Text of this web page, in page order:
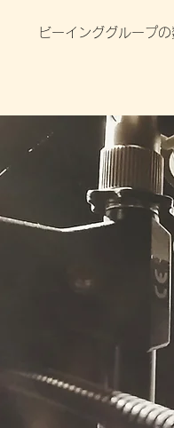
ビーインググループ